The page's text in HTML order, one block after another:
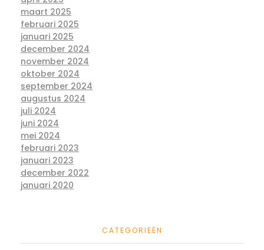
maart 2025
februari 2025
januari 2025
december 2024
november 2024
oktober 2024
september 2024
augustus 2024
juli 2024
juni 2024
mei 2024
februari 2023
januari 2023
december 2022
januari 2020
CATEGORIEËN